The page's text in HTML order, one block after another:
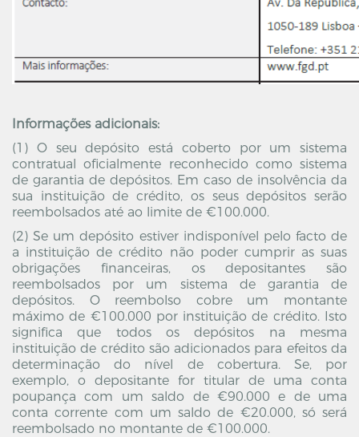
Informações adicionais:
(1) O seu depósito está coberto por um sistema
contratual oficialmente reconhecido como sistema
de garantia de depósitos. Em caso de insolvência da
sua instituição de crédito, os seus depósitos serão
reembolsados até ao limite de €100.000.
(2) Se um depósito estiver indisponível pelo facto de
a instituição de crédito não poder cumprir as suas
obrigações financeiras, os depositantes são
reembolsados por um sistema de garantia de
depósitos. O reembolso cobre um montante
máximo de €100.000 por instituição de crédito. Isto
significa que todos os depósitos na mesma
instituição de crédito são adicionados para efeitos da
determinação do nível de cobertura. Se, por
exemplo, o depositante for titular de uma conta
poupança com um saldo de €90.000 e de uma
conta corrente com um saldo de €20.000, só será
reembolsado no montante de €100.000.